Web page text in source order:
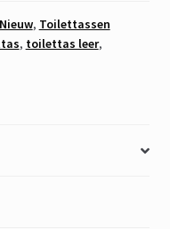
Nieuw, Toilettassen
, toilettas leer,